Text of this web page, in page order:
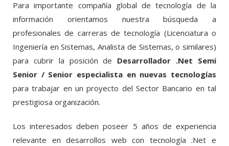
Para importante compañía global de tecnología de la
información orientamos nuestra búsqueda a
profesionales de carreras de tecnología (Licenciatura o
Ingeniería en Sistemas, Analista de Sistemas, o similares)
para cubrir la posición de Desarrollador .Net Semi
Senior / Senior especialista en nuevas tecnologías
para trabajar en un proyecto del Sector Bancario en tal
prestigiosa organización.
Los interesados deben poseer 5 años de experiencia
relevante en desarrollos web con tecnología .Net e